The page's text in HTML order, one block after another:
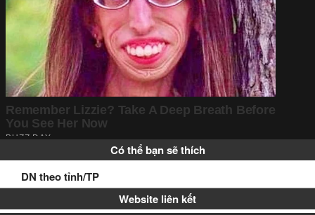
Có thể bạn sẽ thích
DN theo tỉnh/TP
Website liên kết